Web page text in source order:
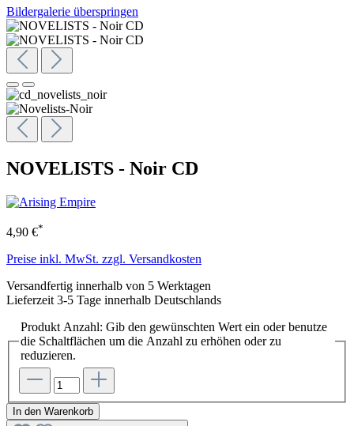
Bildergalerie überspringen
NOVELISTS - Noir CD
4,90 €*
Preise inkl. MwSt. zzgl. Versandkosten
Versandfertig innerhalb von 5 Werktagen
Lieferzeit 3-5 Tage innerhalb Deutschlands
Produkt Anzahl: Gib den gewünschten Wert ein oder benutze
die Schaltflächen um die Anzahl zu erhöhen oder zu
reduzieren.
In den Warenkorb